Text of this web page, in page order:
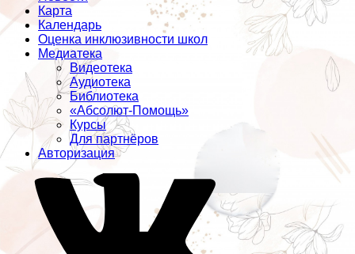
Карта
Календарь
Оценка инклюзивности школ
Медиатека
Видеотека
Аудиотека
Библиотека
«Абсолют-Помощь»
Курсы
Для партнёров
Авторизация